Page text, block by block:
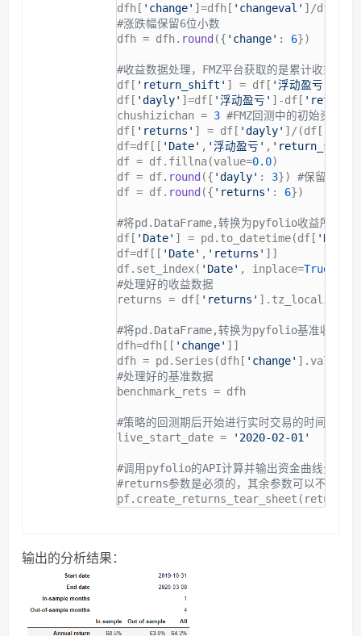
dfh[ 'change' ]=dfh[ 'changeval' ]/dfh[
#涨跌幅保留6位小数
dfh = dfh. round ({ 'change' : 6})
#收益数据处理，FMZ平台获取的是累计收益，
df[ 'return_shift' ] = df[ '浮动盈亏'
df[ 'dayly' ]=df[ '浮动盈亏' ]-df[
chushizichan = 3 #FMZ回测中的初始资产值
df[ 'returns' ] = df[ 'dayly' ]/(df[
df=df[[ 'Date' , '浮动盈亏' , 'return_shift'
df = df.fillna(value=0.0)
df = df. round ({ 'dayly' : 3}) #保留三位
df = df. round ({ 'returns' : 6})
#将pd.DataFrame,转换为pyfolio收益所需
df[ 'Date' ] = pd.to_datetime(df[ 'Date'
df=df[[ 'Date' , 'returns' ]]
df.set_index( 'Date' , inplace=True
#处理好的收益数据
returns = df[ 'returns' ].tz_localize(
#将pd.DataFrame,转换为pyfolio基准收益所
dfh=dfh[[ 'change' ]]
dfh = pd.Series(dfh[ 'change'
#处理好的基准数据
benchmark_rets = dfh
#策略的回测期后开始进行实时交易的时间点。
live_start_date =
'2020-02-01'
#调用pyfolio的API计算并输出资金曲线分析结
#returns参数是必须的，其余参数可以不输入
输出的分析结果：